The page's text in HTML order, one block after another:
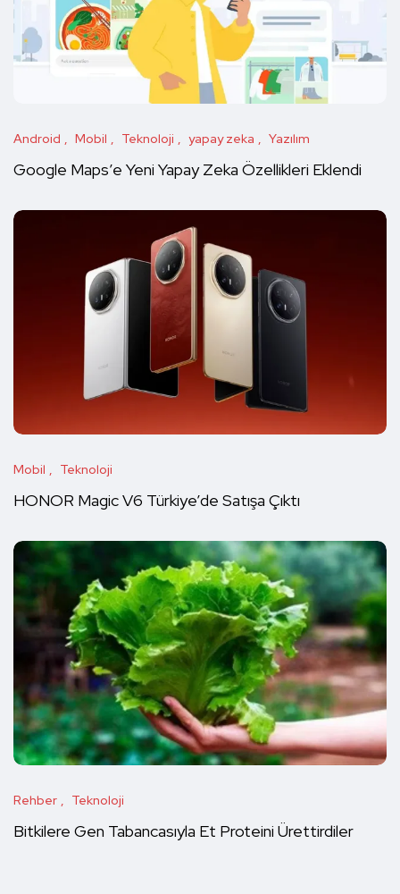
Android Mobil Teknoloji yapay zeka Yazılım
Google Maps’e Yeni Yapay Zeka Özellikleri Eklendi
Mobil Teknoloji
HONOR Magic V6 Türkiye’de Satışa Çıktı
Rehber Teknoloji
Bitkilere Gen Tabancasıyla Et Proteini Ürettirdiler